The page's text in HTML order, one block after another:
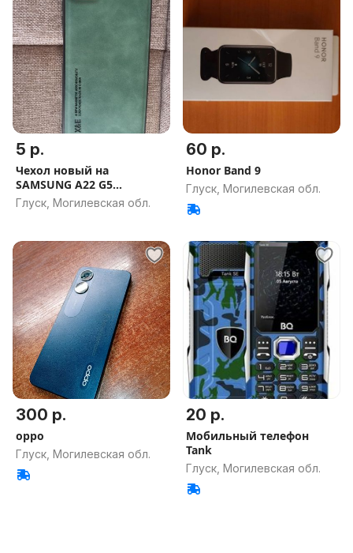
5 р.
Чехол новый на
SAMSUNG A22 G5
кожаный.
Глуск, Могилевская обл.
60 р.
Honor Band 9
Глуск, Могилевская обл.
300 р.
oppo
Глуск, Могилевская обл.
20 р.
Мобильный телефон
Tank
Глуск, Могилевская обл.